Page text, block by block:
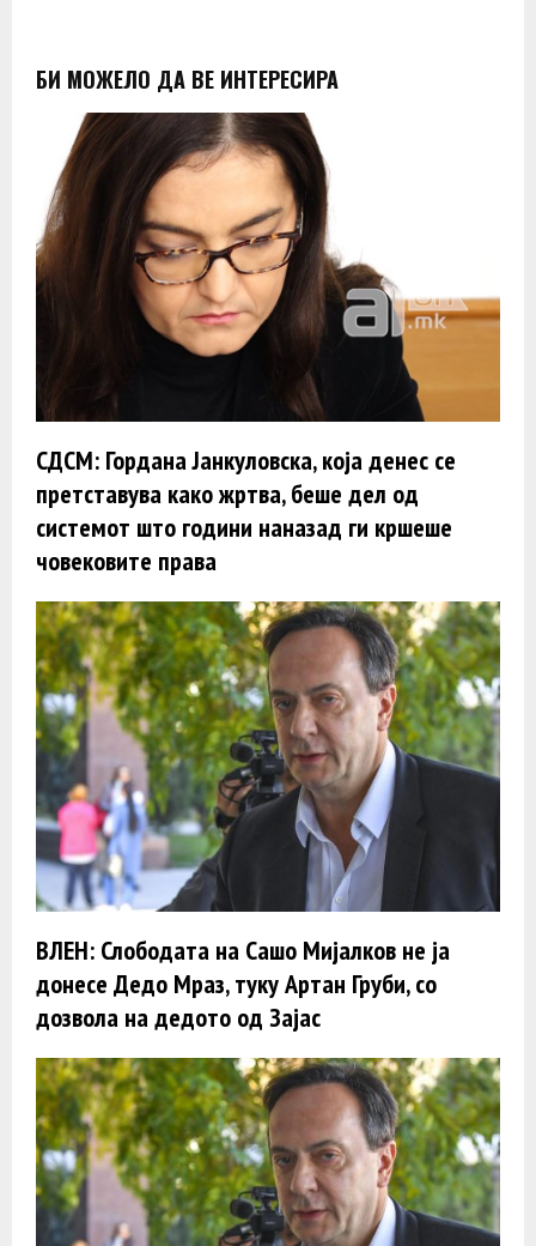
БИ МОЖЕЛО ДА ВЕ ИНТЕРЕСИРА
СДСМ: Гордана Јанкуловска, која денес се
претставува како жртва, беше дел од
системот што години наназад ги кршеше
човековите права
ВЛЕН: Слободата на Сашо Мијалков не ja
донесе Дедо Мраз, туку Артан Груби, со
дозвола на дедото од Зајас